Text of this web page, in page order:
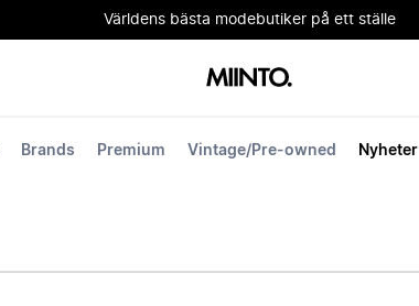
Världens bästa modebutiker på ett ställe
Brands Premium Vintage/Pre-owned Nyheter